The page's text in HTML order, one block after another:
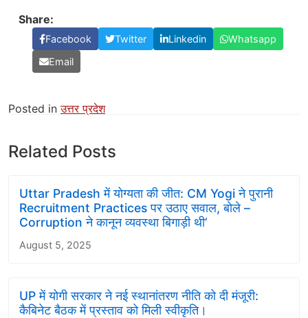
Share:
Facebook Twitter Linkedin
Whatsapp
Email
Posted inउत्तर प्रदेश
Related Posts
Uttar Pradesh में योग्यता की जीत: CM Yogi ने पुरानी
Recruitment Practices पर उठाए सवाल, बोले –
Corruption ने कानून व्यवस्था बिगाड़ी थी’
August 5, 2025
UP में योगी सरकार ने नई स्थानांतरण नीति को दी मंजूरी:
कैबिनेट बैठक में प्रस्ताव को मिली स्वीकृति।